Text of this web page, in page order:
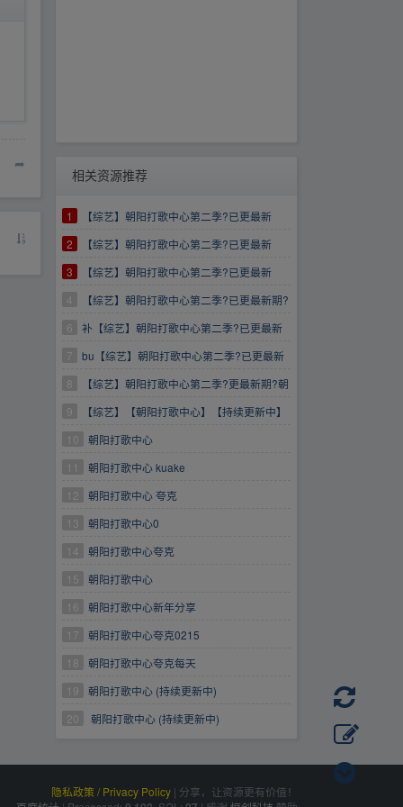
➦
相关资源推荐
1
【综艺】朝阳打歌中心第二季?已更最新
期??朝阳打歌中心门苏醒阳打歌中心
2
【综艺】朝阳打歌中心第二季?已更最新
期??朝阳打歌中心门苏醒阳打歌中心
3
【综艺】朝阳打歌中心第二季?已更最新
期??朝阳打歌中心门苏醒阳打歌中心
4
【综艺】朝阳打歌中心第二季?已更最新期?
朝阳打歌中心门苏醒阳打歌中心
6
补【综艺】朝阳打歌中心第二季?已更最新
期?朝阳打歌中心门苏醒阳打歌中心
7
bu【综艺】朝阳打歌中心第二季?已更最新
期?朝阳打歌中心门苏醒阳打歌中心
8
【综艺】朝阳打歌中心第二季?更最新期?朝
阳打歌中心门
9
【综艺】【朝阳打歌中心】【持续更新中】
【音乐/真人秀】【苏醒 黄新淳 郭一凡 陆虎上
沙一汀 石玺彤 吴宣仪 张颜齐 张远 张紫宁】
10
朝阳打歌中心
11
朝阳打歌中心 kuake
12
朝阳打歌中心 夸克
13
朝阳打歌中心0
14
朝阳打歌中心夸克
15
朝阳打歌中心
16
朝阳打歌中心新年分享
17
朝阳打歌中心夸克0215
18
朝阳打歌中心夸克每天
19
朝阳打歌中心 (持续更新中)
20
朝阳打歌中心 (持续更新中)
隐私政策 / Privacy Policy | 分享，让资源更有价值！